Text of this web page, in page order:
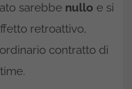
sarebbe nullo e si
retroattivo,
contratto di